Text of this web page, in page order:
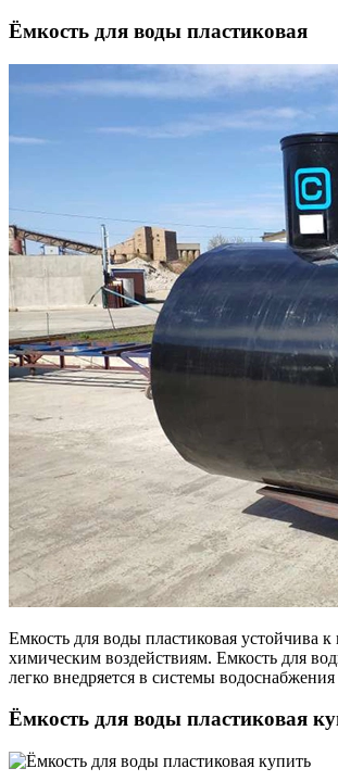
Ёмкость для воды пластиковая
Емкость для воды пластиковая устойчива к
химическим воздействиям. Емкость для
легко внедряется в системы
Ёмкость для воды пластиковая